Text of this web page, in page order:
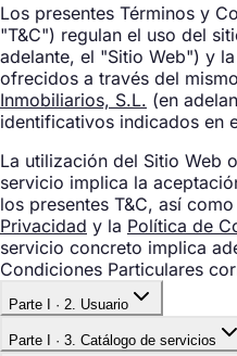
Los presentes Términos y
"T&C") regulan el uso del
adelante, el "Sitio Web") y
ofrecidos a través del
Inmobiliarios, S.L. (en
identificativos indicados en
La utilización del Sitio Web
servicio implica la
los presentes T&C, así
Privacidad y la Política de
servicio concreto implica
Condiciones Particulares
Parte I · 2. Usuario
Los servicios están
Parte I · 3. Catálogo de servicios